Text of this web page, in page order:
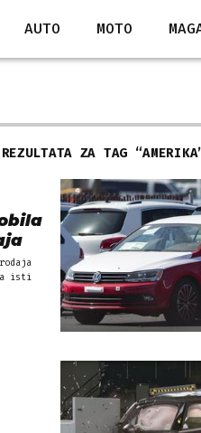
AUTO MOTO
ZA TAG “AMERIKA
isti